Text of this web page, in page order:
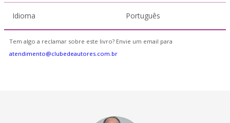
Idioma Português
Tem algo a reclamar sobre este livro? Envie um email para
atendimento@clubedeautores.com.br